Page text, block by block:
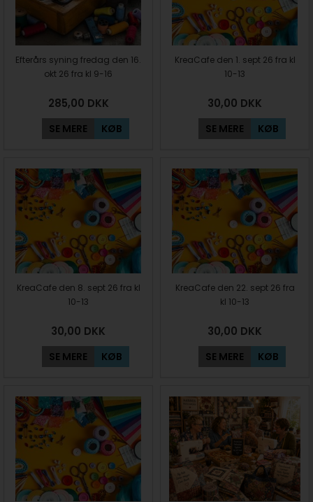
Efterårs syning fredag den 16.
okt 26 fra kl 9-16
285,00 DKK
SE MERE KØB
KreaCafe den 1. sept 26 fra kl
10-13
30,00 DKK
SE MERE KØB
KreaCafe den 8. sept 26 fra kl
10-13
30,00 DKK
SE MERE KØB
KreaCafe den 22. sept 26 fra
kl 10-13
30,00 DKK
SE MERE KØB